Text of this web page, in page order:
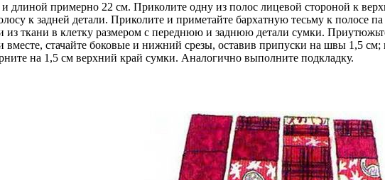
примерно 22 см. Приколите одну из полос лицевой стороной к
к задней детали. Приколите и приметайте бархатную тесьму к полосе
из ткани в клетку размером с переднюю и заднюю детали сумки.
стачайте боковые и нижний срезы, оставив припуски на швы 1,5 см;
на 1,5 см верхний край сумки. Аналогично выполните подкладку.